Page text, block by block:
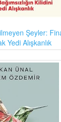
Şeyler:
Yedi Alışkanlık